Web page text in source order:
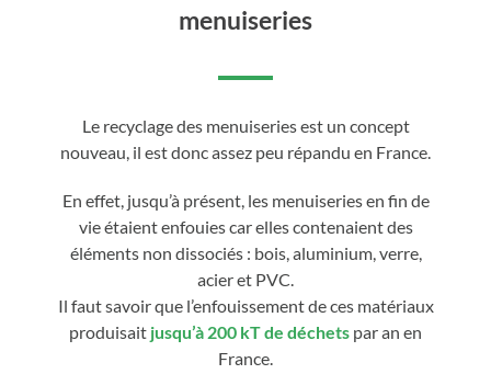
menuiseries
Le recyclage des menuiseries est un concept
nouveau, il est donc assez peu répandu en France.
En effet, jusqu’à présent, les menuiseries en fin de
vie étaient enfouies car elles contenaient des
éléments non dissociés : bois, aluminium, verre,
acier et PVC.
Il faut savoir que l’enfouissement de ces matériaux
produisait jusqu’à 200 kT de déchets par an en
France.